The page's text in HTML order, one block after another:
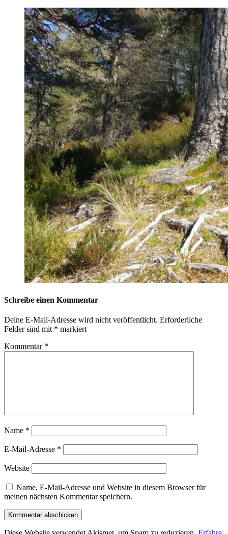
Schreibe einen Kommentar
Deine E-Mail-Adresse wird nicht veröffentlicht. Erforderliche
Felder sind mit * markiert
Kommentar *
Name *
E-Mail-Adresse *
Website
Name, E-Mail-Adresse und Website in diesem Browser für
meinen nächsten Kommentar speichern.